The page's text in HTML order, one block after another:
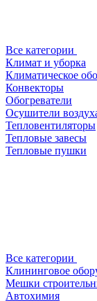
Все категории
Климат и уборка
Климатическое
Конвекторы
Обогреватели
Осушители
Тепловентиляторы
Тепловые завесы
Тепловые пушки
Все категории
Клининговое
Мешки
Автохимия